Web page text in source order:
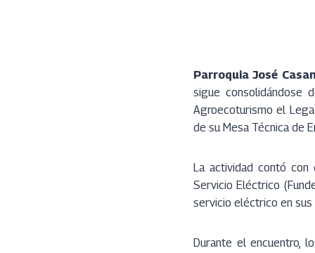
Parroquia José
sigue consolidándose
Agroecoturismo el
de su Mesa Técnica de
La actividad contó
Servicio Eléctrico
servicio eléctrico en sus
Durante el encuentro,